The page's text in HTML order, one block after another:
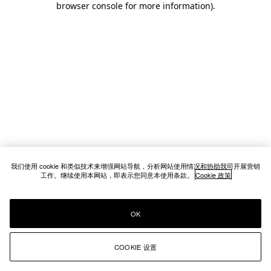
browser console for more information).
我们使用 cookie 和类似技术来增强网站导航，分析网站使用情况和协助我司开展营销
工作。继续使用本网站，即表示您同意本使用条款。 Cookie 政策
COOKIE 设置
OK